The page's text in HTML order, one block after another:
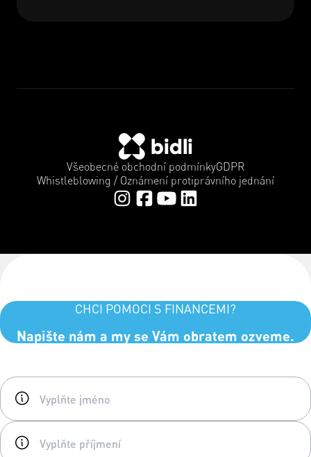
Všeobecné obchodní podmínkyGDPR
Whistleblowing / Oznámení protiprávního jednání
CHCI POMOCI S FINANCEMI?
Napište nám a my se Vám obratem ozveme.